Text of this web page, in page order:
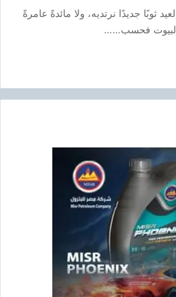
جديدًا نرتديه، ولا مائدةً عامرةً
والبيوت فحسب……